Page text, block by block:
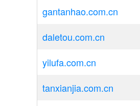
gantanhao.com.cn
daletou.com.cn
yilufa.com.cn
tanxianjia.com.cn